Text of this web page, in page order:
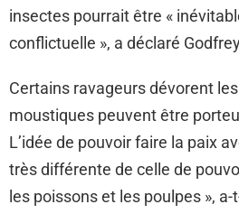
insectes pourrait être «
conflictuelle », a déclaré
Certains ravageurs dévorent
moustiques peuvent être
L’idée de pouvoir faire la paix
très différente de celle de
les poissons et les poulpes »,